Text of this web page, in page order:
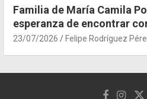
Familia de María Camila
esperanza de encontrar
23/07/2026 Felipe Rodríguez